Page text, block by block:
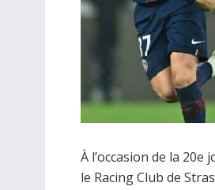
À l’occasion de la
le Racing Club de